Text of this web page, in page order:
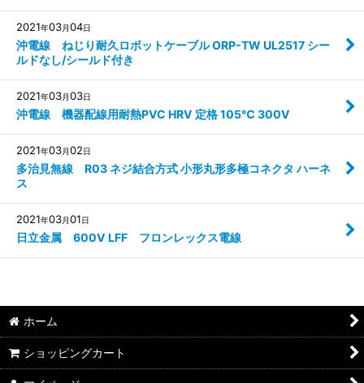
2021年03月04日
沖電線 ねじり耐久ロボットケーブル ORP-TW UL2517 シー
ルドなし/シールド付き
2021年03月03日
沖電線 機器配線用耐熱PVC HRV 定格 105℃ 300V
2021年03月02日
多治見無線 R03 ネジ結合方式 小形丸形多極コネクタ ハーネ
ス
2021年03月01日
日立金属 600V LFF フロンレックス電線
ホーム
ショッピングカート